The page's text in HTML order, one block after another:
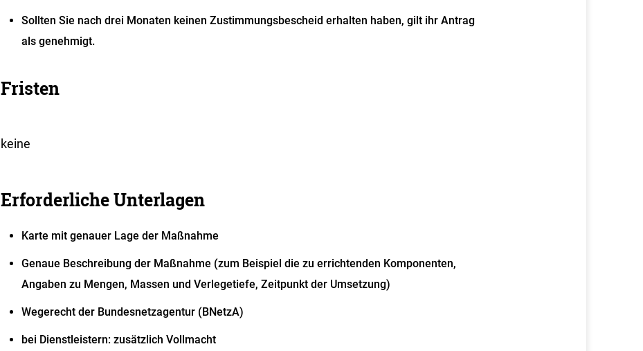
Sollten Sie nach drei Monaten keinen Zustimmungsbescheid erhalten haben, gilt ihr Antrag
als genehmigt.
Fristen
keine
Erforderliche Unterlagen
Karte mit genauer Lage der Maßnahme
Genaue Beschreibung der Maßnahme (zum Beispiel die zu errichtenden Komponenten,
Angaben zu Mengen, Massen und Verlegetiefe, Zeitpunkt der Umsetzung)
Wegerecht der Bundesnetzagentur (BNetzA)
bei Dienstleistern: zusätzlich Vollmacht